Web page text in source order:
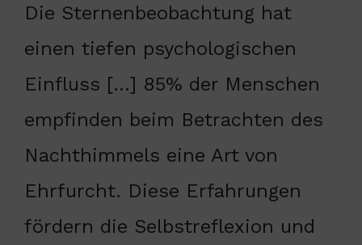
Die Sternenbeobachtung hat
einen tiefen psychologischen
Einfluss […] 85% der Menschen
empfinden beim Betrachten des
Nachthimmels eine Art von
Ehrfurcht. Diese Erfahrungen
fördern die Selbstreflexion und